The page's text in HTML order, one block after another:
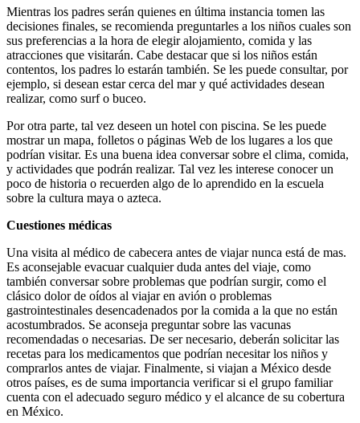
Mientras los padres serán quienes en última instancia tomen las
decisiones finales, se recomienda preguntarles a los niños cuales son
sus preferencias a la hora de elegir alojamiento, comida y las
atracciones que visitarán. Cabe destacar que si los niños están
contentos, los padres lo estarán también. Se les puede consultar, por
ejemplo, si desean estar cerca del mar y qué actividades desean
realizar, como surf o buceo.
Por otra parte, tal vez deseen un hotel con piscina. Se les puede
mostrar un mapa, folletos o páginas Web de los lugares a los que
podrían visitar. Es una buena idea conversar sobre el clima, comida,
y actividades que podrán realizar. Tal vez les interese conocer un
poco de historia o recuerden algo de lo aprendido en la escuela
sobre la cultura maya o azteca.
Cuestiones médicas
Una visita al médico de cabecera antes de viajar nunca está de mas.
Es aconsejable evacuar cualquier duda antes del viaje, como
también conversar sobre problemas que podrían surgir, como el
clásico dolor de oídos al viajar en avión o problemas
gastrointestinales desencadenados por la comida a la que no están
acostumbrados. Se aconseja preguntar sobre las vacunas
recomendadas o necesarias. De ser necesario, deberán solicitar las
recetas para los medicamentos que podrían necesitar los niños y
comprarlos antes de viajar. Finalmente, si viajan a México desde
otros países, es de suma importancia verificar si el grupo familiar
cuenta con el adecuado seguro médico y el alcance de su cobertura
en México.